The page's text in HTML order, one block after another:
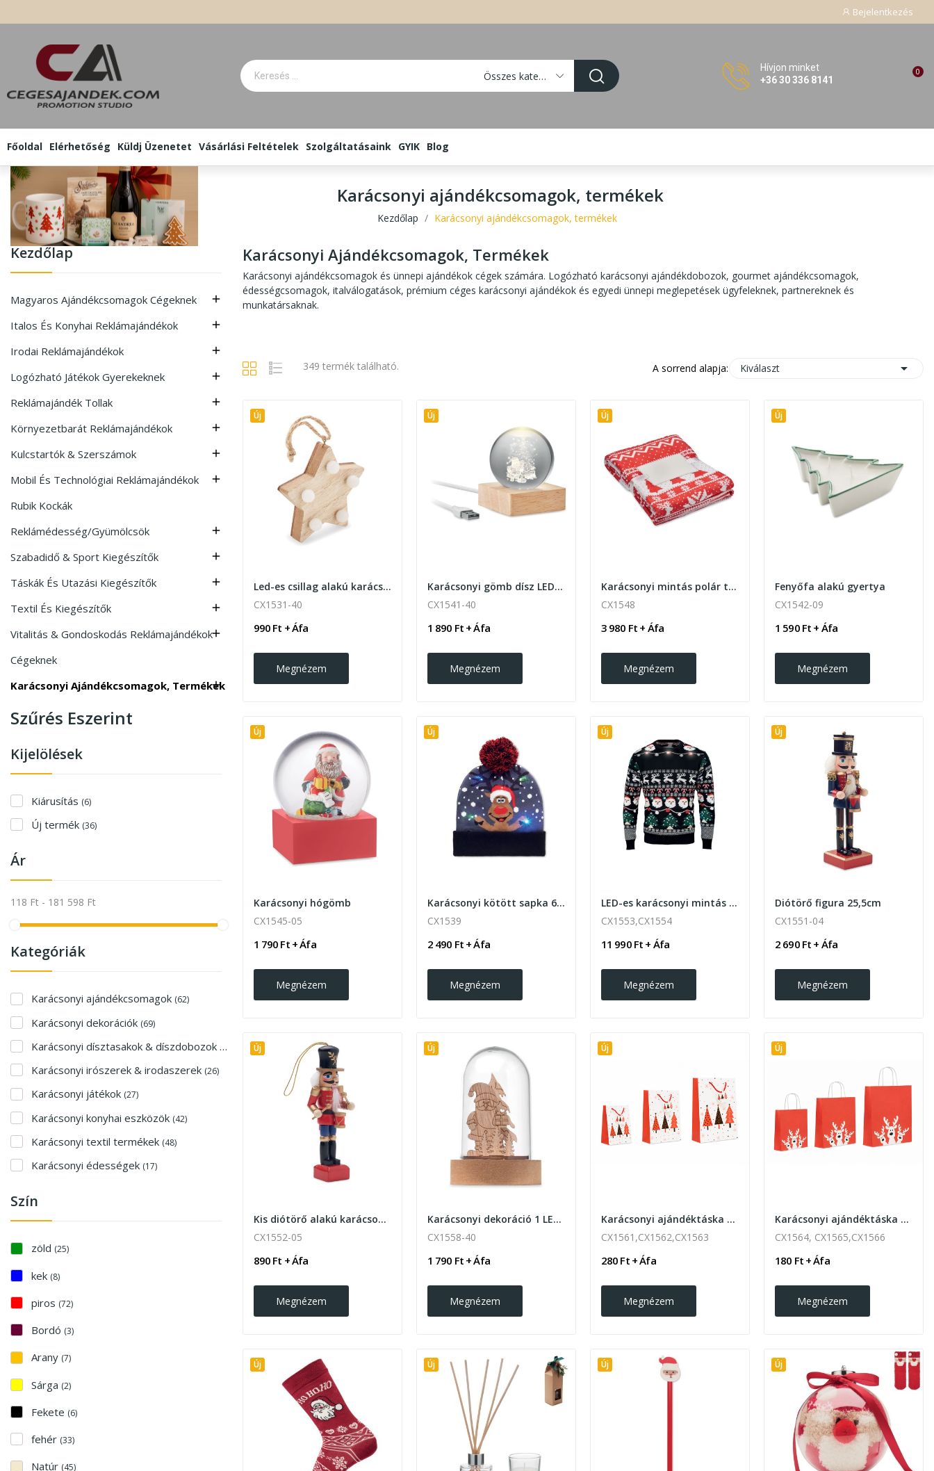
Bejelentkezés
Összes kategória
Hívjon minket
+36 30 336 8141
0
Főoldal Elérhetőség Küldj Üzenetet Vásárlási Feltételek Szolgáltatásaink GYIK Blog
Karácsonyi ajándékcsomagok, termékek
Kezdőlap Karácsonyi ajándékcsomagok, termékek
Kezdőlap
Magyaros Ajándékcsomagok Cégeknek 
Italos És Konyhai Reklámajándékok 
Irodai Reklámajándékok 
Logózható Játékok Gyerekeknek 
Reklámajándék Tollak 
Környezetbarát Reklámajándékok 
Kulcstartók & Szerszámok 
Mobil És Technológiai Reklámajándékok 
Rubik Kockák
Reklámédesség/Gyümölcsök

Szabadidő & Sport Kiegészítők 
Táskák És Utazási Kiegészítők 
Textil És Kiegészítők 
Vitalitás & Gondoskodás Reklámajándékok
Cégeknek

Karácsonyi Ajándékcsomagok, Termékek

Szűrés Eszerint
Kijelölések
Kiárusítás (6)
Új termék (36)
Ár
118 Ft - 181 598 Ft
Kategóriák
Karácsonyi ajándékcsomagok (62)
Karácsonyi dekorációk (69)
Karácsonyi dísztasakok & díszdobozok & üdvözlőlapok (62)
Karácsonyi irószerek & irodaszerek (26)
Karácsonyi játékok (27)
Karácsonyi konyhai eszközök (42)
Karácsonyi textil termékek (48)
Karácsonyi édességek (17)
Szín
zöld (25)
kek (8)
piros (72)
Bordó (3)
Arany (7)
Sárga (2)
Fekete (6)
fehér (33)
Natúr (45)
Karácsonyi Ajándékcsomagok, Termékek
Karácsonyi ajándékcsomagok és ünnepi ajándékok cégek számára. Logózható karácsonyi ajándékdobozok, gourmet ajándékcsomagok,
édességcsomagok, italválogatások, prémium céges karácsonyi ajándékok és egyedi ünnepi meglepetések ügyfeleknek, partnereknek és
munkatársaknak.
349 termék található. A sorrend alapja: Kiválaszt 
Új
Led-es csillag alakú karácsonyfadísz
CX1531-40
990 Ft + Áfa
Megnézem
Új
Karácsonyi gömb dísz LED fénnyel
CX1541-40
1 890 Ft + Áfa
Megnézem
Új
Karácsonyi mintás polár takaró
CX1548
3 980 Ft + Áfa
Megnézem
Új
Fenyőfa alakú gyertya
CX1542-09
1 590 Ft + Áfa
Megnézem
Új
Karácsonyi hógömb
CX1545-05
1 790 Ft + Áfa
Megnézem
Új
Karácsonyi kötött sapka 6 LED-el
CX1539
2 490 Ft + Áfa
Megnézem
Új
LED-es karácsonyi mintás pulóver
CX1553,CX1554
11 990 Ft + Áfa
Megnézem
Új
Diótörő figura 25,5cm
CX1551-04
2 690 Ft + Áfa
Megnézem
Új
Kis diótörő alakú karácsonyi függődísz
CX1552-05
890 Ft + Áfa
Megnézem
Új
Karácsonyi dekoráció 1 LED fénnyel.
CX1558-40
1 790 Ft + Áfa
Megnézem
Új
Karácsonyi ajándéktáska 3 méretben
CX1561,CX1562,CX1563
280 Ft + Áfa
Megnézem
Új
Karácsonyi ajándéktáska 3 féle méretben
CX1564, CX1565,CX1566
180 Ft + Áfa
Megnézem
Új Új Új Új